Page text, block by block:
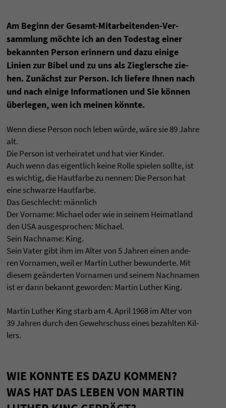
Am Beginn der Gesamt-Mit­ar­bei­ten­den-Ver­
samm­lung möchte ich an den Todes­tag einer
bekann­ten Per­son erin­nern und dazu einige
Linien zur Bibel und zu uns als Zieg­ler­sche zie­
hen. Zunächst zur Per­son. Ich lie­fere Ihnen nach
und nach einige Infor­ma­tio­nen und Sie können
über­le­gen, wen ich mei­nen könnte.
Wenn diese Per­son noch leben würde, wäre sie 89 Jahre
alt.
Die Per­son ist ver­hei­ra­tet und hat vier Kin­der.
Auch wenn das eigent­lich keine Rolle spie­len sollte, ist
es wich­tig, die Haut­farbe zu nen­nen: Die Per­son hat
eine schwarze Haut­farbe.
Das Geschlecht: männlich
Der Vor­name: Michael oder wie in sei­nem Hei­mat­land
den USA aus­ge­spro­chen: Michael.
Sein Nach­name: King.
Sein Vater gibt ihm im Alter von 5 Jah­ren einen ande­
ren Vor­na­men, weil er Mar­tin Luther bewun­derte. Mit
die­sem geänder­ten Vor­na­men und sei­nem Nach­na­men
ist er dann bekannt gewor­den: Mar­tin Luther King.
Mar­tin Luther King starb am 4. April 1968 im Alter von
39 Jah­ren durch den Gewehr­schuss eines bezahl­ten Kil­
lers.
WIE KONNTE ES DAZU KOM­MEN?
WAS HAT DAS LEBEN VON MAR­TIN